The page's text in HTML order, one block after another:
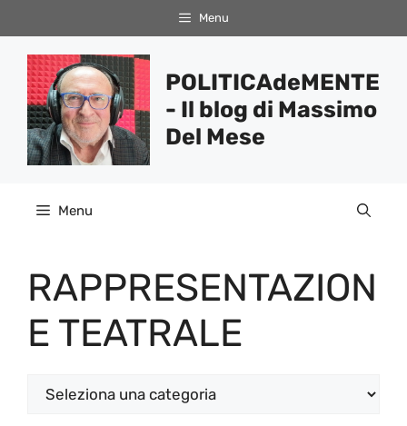
al
contenuto
Menu
POLITICAdeMENTE
- Il blog di Massimo
Del Mese
Menu
RAPPRESENTAZION
E TEATRALE
Categorie